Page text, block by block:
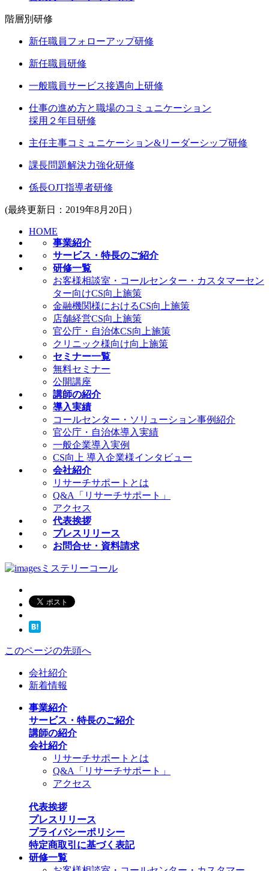
階層別研修
新任職員フォローアップ研修
新任職員研修
一般職員サービス接遇向上研修
仕事の進め方と職場のコミュニケーション
採用２年目研修
主任主事コミュニケーション&リーダーシップ研修
課長問題解決力強化研修
係長OJT指導者研修
(最終更新日：2019年8月20日）
HOME
事業紹介
サービス・特長のご紹介
研修一覧
お客様相談室・コールセンター・カスタマーセン
ター向けCS向上施策
金融機関様におけるCS向上施策
店舗経営CS向上施策
官公庁・自治体CS向上施策
クリニック様向け向上施策
セミナー一覧
無料セミナー
公開講座
講師の紹介
導入実績
コールセンター・ソリューション事例紹介
官公庁・自治体導入実績
一般企業導入実例
CS向上 導入企業様インタビュー
会社紹介
リサーチサポートとは
Q&A「リサーチサポート」
アクセス
代表挨拶
プレスリリース
お問合せ・資料請求
このページの先頭へ
会社紹介
新着情報
事業紹介
サービス・特長のご紹介
講師の紹介
会社紹介
リサーチサポートとは
Q&A「リサーチサポート」
アクセス
代表挨拶
プレスリリース
プライバシーポリシー
特定商取引に基づく表記
研修一覧